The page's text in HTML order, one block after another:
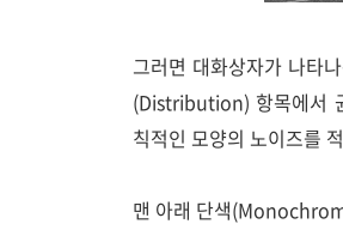
그러면 대화상자가 나타
(Distribution) 항목에서
칙적인 모양의 노이즈를
맨 아래 단색